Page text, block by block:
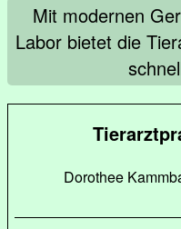
Mit modernen
Labor bietet die
Dorothee